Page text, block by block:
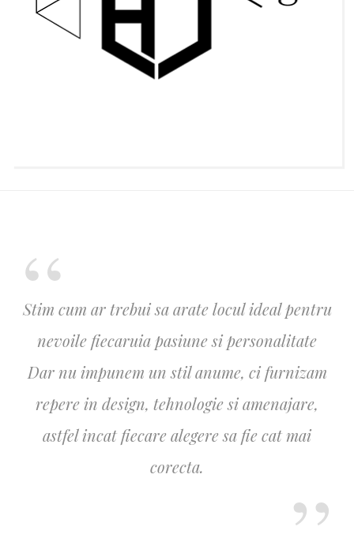
Stim cum ar trebui sa arate locul ideal pentru
nevoile fiecaruia pasiune si personalitate
Dar nu impunem un stil anume, ci furnizam
repere in design, tehnologie si amenajare,
astfel incat fiecare alegere sa fie cat mai
corecta.